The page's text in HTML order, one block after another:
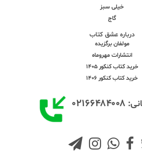
خیلی سبز
گاج
درباره عشق کتاب
مولفان برگزیده
انتشارات مهروماه
خرید کتاب کنکور 1405
خرید کتاب کنکور 1406
۰۲۱۶۶۴۸۴۰۰۸